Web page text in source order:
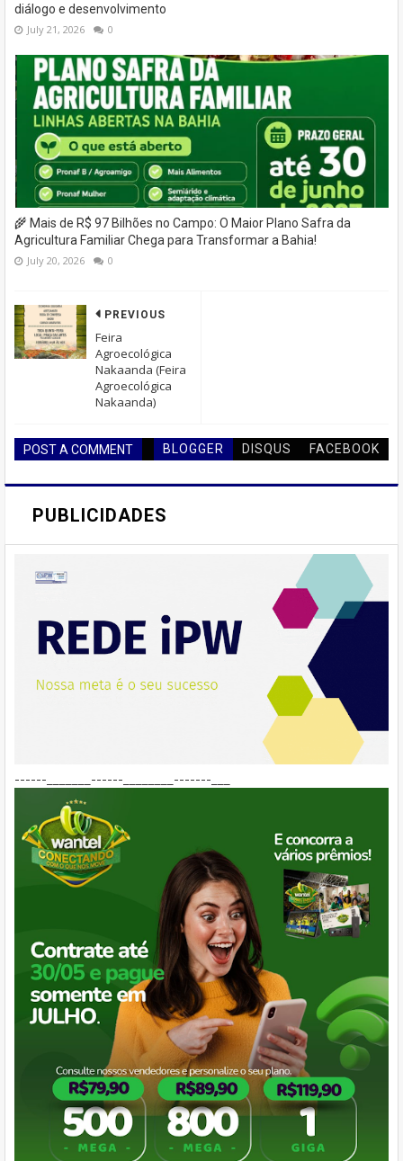
diálogo e desenvolvimento
July 21, 2026 0
🌾 Mais de R$ 97 Bilhões no Campo: O Maior Plano Safra da
Agricultura Familiar Chega para Transformar a Bahia!
July 20, 2026 0
PREVIOUS
Feira
Agroecológica
Nakaanda (Feira
Agroecológica
Nakaanda)
POST A COMMENT BLOGGER DISQUS FACEBOOK
PUBLICIDADES
------_______------________-------___